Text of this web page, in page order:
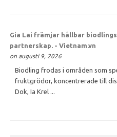
Gia Lai främjar hållbar
partnerskap. - Vietnam.vn
on augusti 9, 2026
Biodling frodas i områden som
fruktgrödor, koncentrerade till
Dok, Ia Krel ...